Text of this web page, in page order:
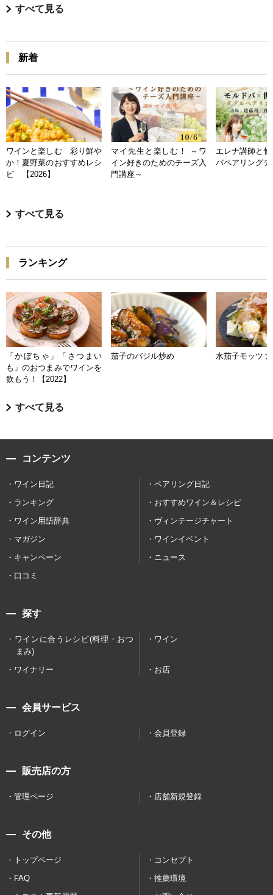
すべて見る
新着
ワインと楽しむ 彩り鮮や
か！夏野菜のおすすめレシ
ピ 【2026】
マイ先生と楽しむ！ ～ワ
イン好きのためのチーズ入
門講座～
エレナ講師と
バペアリングデ
すべて見る
ランキング
「かぼちゃ」「さつまい
も」のおつまみでワインを
飲もう！【2022】
茄子のバジル炒め 水茄子モッツァ
すべて見る
コンテンツ
ワイン日記
ペアリング日記
ランキング
おすすめワイン＆レシピ
ワイン用語辞典
ヴィンテージチャート
マガジン
ワインイベント
キャンペーン
ニュース
口コミ
探す
ワインに合うレシピ(料理・おつ
まみ)
ワイン
ワイナリー お店
会員サービス
ログイン 会員登録
販売店の方
管理ページ 店舗新規登録
その他
トップページ
コンセプト
FAQ
推薦環境